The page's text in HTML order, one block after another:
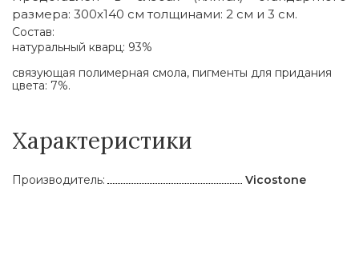
размера: 300x140 cм толщинами: 2 см и 3 см.
Состав:
натуральный кварц: 93%
связующая полимерная смола, пигменты для придания
цвета: 7%.
Характеристики
Производитель: Vicostone